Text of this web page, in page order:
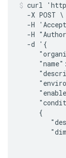
curl
  -X POST \
-H
-H
  -d '{
     {